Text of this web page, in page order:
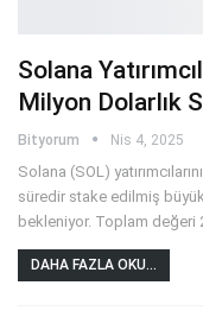
Solana
Milyon Dolarlık
Bityorum Nis 4, 2025
Solana (SOL)
süredir stake edilmiş
bekleniyor. Toplam değeri
DAHA FAZLA OKU...